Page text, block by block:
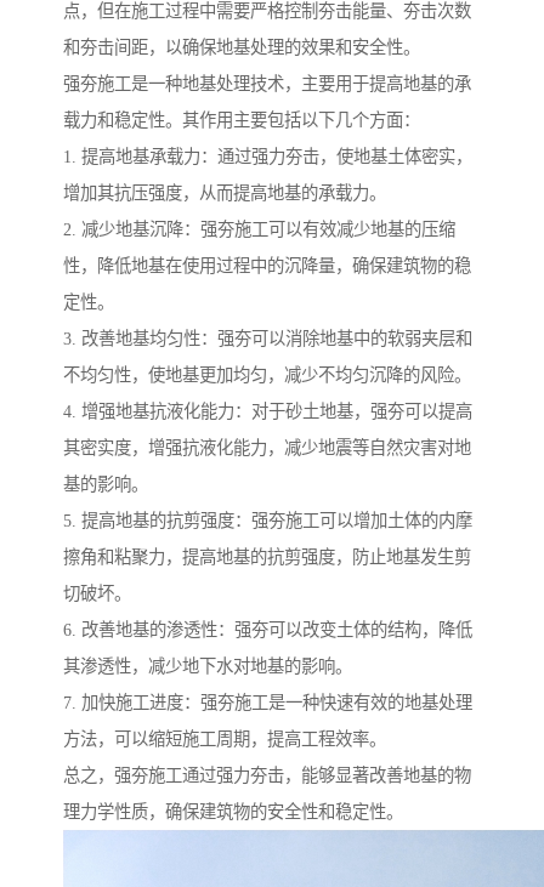
点，但在施工过程中需要严格控制夯击能量、夯击次数
和夯击间距，以确保地基处理的效果和安全性。
强夯施工是一种地基处理技术，主要用于提高地基的承
载力和稳定性。其作用主要包括以下几个方面：
1. 提高地基承载力：通过强力夯击，使地基土体密实，
增加其抗压强度，从而提高地基的承载力。
2. 减少地基沉降：强夯施工可以有效减少地基的压缩
性，降低地基在使用过程中的沉降量，确保建筑物的稳
定性。
3. 改善地基均匀性：强夯可以消除地基中的软弱夹层和
不均匀性，使地基更加均匀，减少不均匀沉降的风险。
4. 增强地基抗液化能力：对于砂土地基，强夯可以提高
其密实度，增强抗液化能力，减少地震等自然灾害对地
基的影响。
5. 提高地基的抗剪强度：强夯施工可以增加土体的内摩
擦角和粘聚力，提高地基的抗剪强度，防止地基发生剪
切破坏。
6. 改善地基的渗透性：强夯可以改变土体的结构，降低
其渗透性，减少地下水对地基的影响。
7. 加快施工进度：强夯施工是一种快速有效的地基处理
方法，可以缩短施工周期，提高工程效率。
总之，强夯施工通过强力夯击，能够显著改善地基的物
理力学性质，确保建筑物的安全性和稳定性。